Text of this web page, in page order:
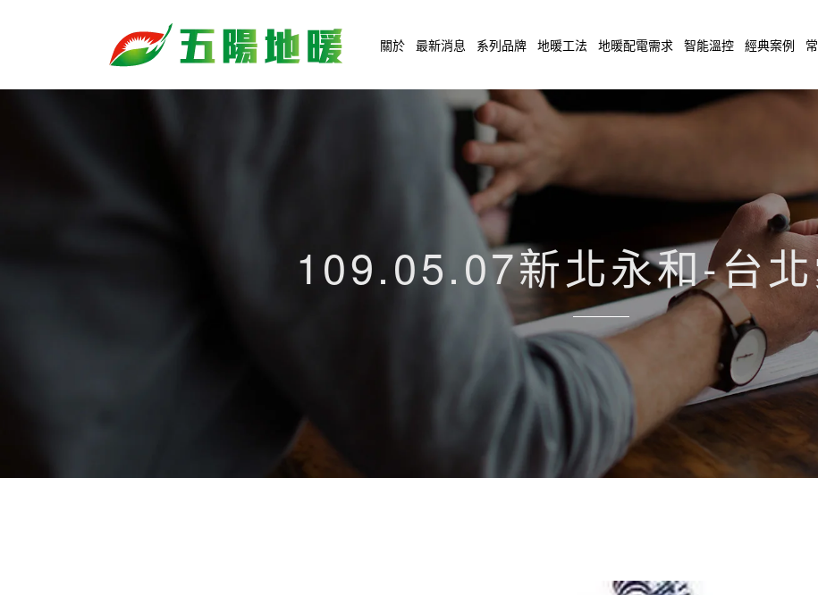
關於 最新消息 系列品牌 地暖工法 地暖配電需求 智能溫控 經典案例
109.05.07新北永和-台